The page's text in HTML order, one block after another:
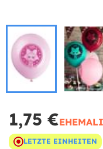
1,75 €
LETZTE EINHEITEN